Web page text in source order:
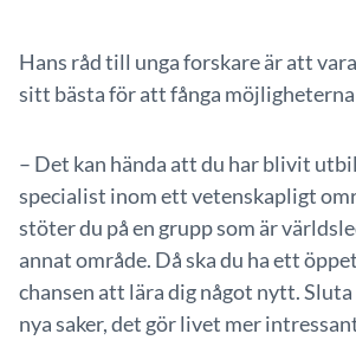
Hans råd till unga forskare är att
sitt bästa för att fånga
– Det kan hända att du har blivit
specialist inom ett vetenskapligt
stöter du på en grupp som är
annat område. Då ska du ha ett
chansen att lära dig något nytt.
nya saker, det gör livet mer